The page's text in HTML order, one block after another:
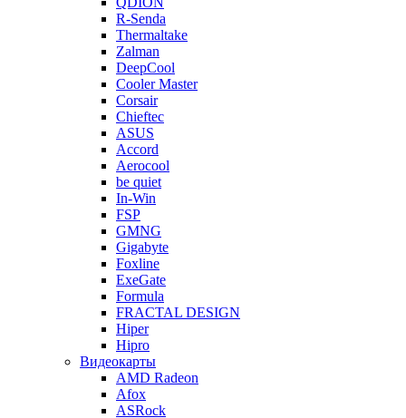
R-Senda
Thermaltake
Zalman
DeepCool
Cooler Master
Corsair
Chieftec
ASUS
Accord
Aerocool
be quiet
In-Win
FSP
GMNG
Gigabyte
Foxline
ExeGate
Formula
FRACTAL DESIGN
Hiper
Hipro
Видеокарты
AMD Radeon
Afox
ASRock